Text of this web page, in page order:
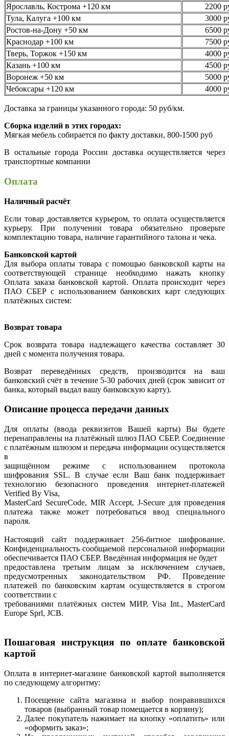
Ярославль, Кострома +120 км
2200
Тула, Калуга +100 км
3000
Ростов-на-Дону +50 км
6500
Краснодар +100 км
7500
Тверь, Торжок +150 км
4000
Казань +100 км
4500
Воронеж +50 км
5000
Чебоксары +120 км
4000
Доставка за границы указанного города: 50 руб/км.
Сборка изделий в этих городах:
Мягкая мебель собирается по факту доставки, 800-1500 руб
В остальные города России доставка осуществляется через
транспортные компании
Оплата
Наличный расчёт
Если товар доставляется курьером, то оплата осуществляется
курьеру. При получении товара обязательно проверьте
комплектацию товара, наличие гарантийного талона и чека.
Банковской картой
Для выбора оплаты товара с помощью банковской карты на
соответствующей странице необходимо нажать кнопку
Оплата заказа банковской картой. Оплата происходит через
ПАО СБЕР с использованием банковских карт следующих
платёжных систем:
Возврат товара
Срок возврата товара надлежащего качества составляет 30
дней с момента получения товара.
Возврат переведённых средств, производится на ваш
банковский счёт в течение 5-30 рабочих дней (срок зависит от
банка, который выдал вашу банковскую карту).
Описание процесса передачи данных
Для оплаты (ввода реквизитов Вашей карты) Вы будете
перенаправлены на платёжный шлюз ПАО СБЕР. Соединение
с платёжным шлюзом и передача информации осуществляется
в
защищённом режиме с использованием протокола
шифрования SSL. В случае если Ваш банк поддерживает
технологию безопасного проведения интернет-платежей
Verified By Visa,
MasterCard SecureCode, MIR Accept, J-Secure для проведения
платежа также может потребоваться ввод специального
пароля.
Настоящий сайт поддерживает 256-битное шифрование.
Конфиденциальность сообщаемой персональной информации
обеспечивается ПАО СБЕР. Введённая информация не будет
предоставлена третьим лицам за исключением случаев,
предусмотренных законодательством РФ. Проведение
платежей по банковским картам осуществляется в строгом
соответствии с
требованиями платёжных систем МИР, Visa Int., MasterCard
Europe Sprl, JCB.
Пошаговая инструкция по оплате банковской
картой
Оплата в интернет-магазине банковской картой выполняется
по следующему алгоритму:
Посещение сайта магазина и выбор понравившихся
товаров (выбранный товар помещается в корзину);
Далее покупатель нажимает на кнопку «оплатить» или
«оформить заказ»;